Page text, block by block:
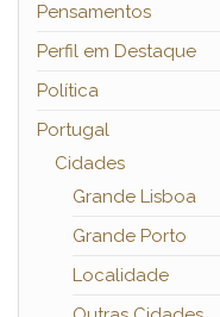
Pensamentos
Perfil em Destaque
Política
Portugal
Cidades
Grande Lisboa
Grande Porto
Localidade